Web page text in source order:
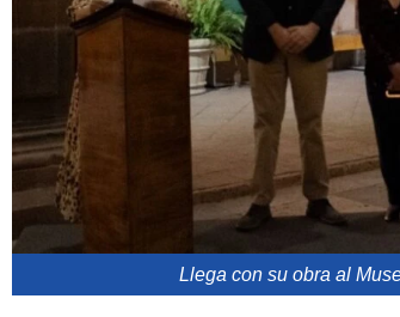
Llega con su obra al